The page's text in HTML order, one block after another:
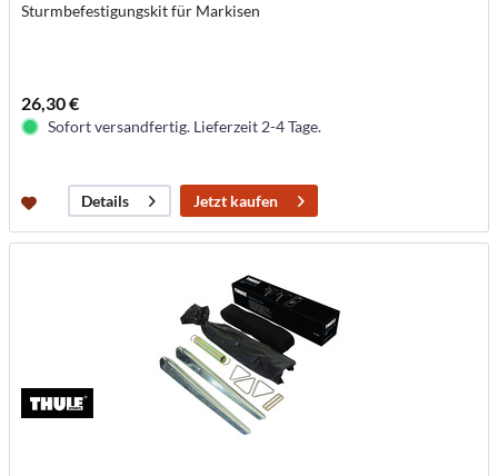
Sturmbefestigungskit für Markisen
26,30 €
Sofort versandfertig. Lieferzeit 2-4 Tage.
Details Jetzt kaufen